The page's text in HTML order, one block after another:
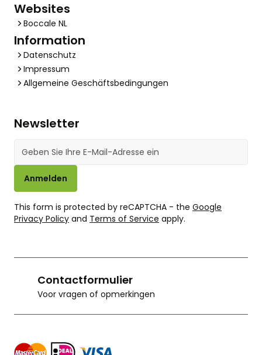
Websites
Boccale NL
Information
Datenschutz
Impressum
Allgemeine Geschäftsbedingungen
Newsletter
Anmelden
This form is protected by reCAPTCHA - the Google
Privacy Policy and Terms of Service apply.
Contactformulier
Voor vragen of opmerkingen